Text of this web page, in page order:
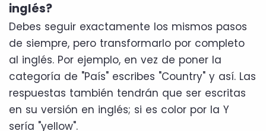
inglés?
Debes seguir exactamente los mismos pasos
de siempre, pero transformarlo por completo
al inglés. Por ejemplo, en vez de poner la
categoría de "País" escribes "Country" y así. Las
respuestas también tendrán que ser escritas
en su versión en inglés; si es color por la Y
sería "yellow".